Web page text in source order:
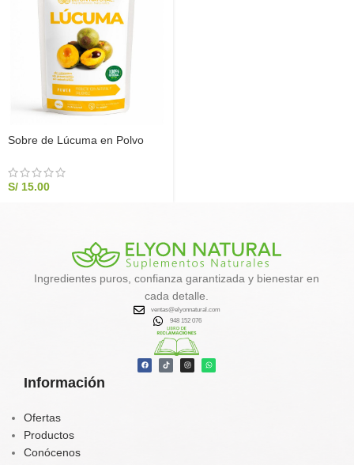
Sobre de Lúcuma en Polvo
Dulzor Saludable
S/ 15.00
Información
Ofertas
Productos
Conócenos
Ingredientes puros, confianza garantizada y bienestar en
cada detalle.
ventas@elyonnatural.com
948 152 076